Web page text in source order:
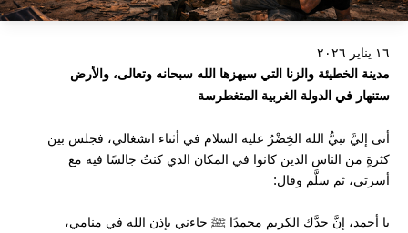
١٦ يناير ٢٠٢٦
مدينة الخطيئة والزنا التي سيهزها الله سبحانه وتعالى، والأرض
ستنهار في الدولة الغربية المتغطرسة
أتى إليَّ نبيُّ الله الخِضْرُ عليه السلام في أثناء انشغالي، فجلس بين
كثرةٍ من الناس الذين كانوا في المكان الذي كنتُ جالسًا فيه مع
أسرتي، ثم سلَّم وقال:
يا أحمد، إنَّ جدَّك الكريم محمدًا ﷺ جاءني بإذن الله في منامي،